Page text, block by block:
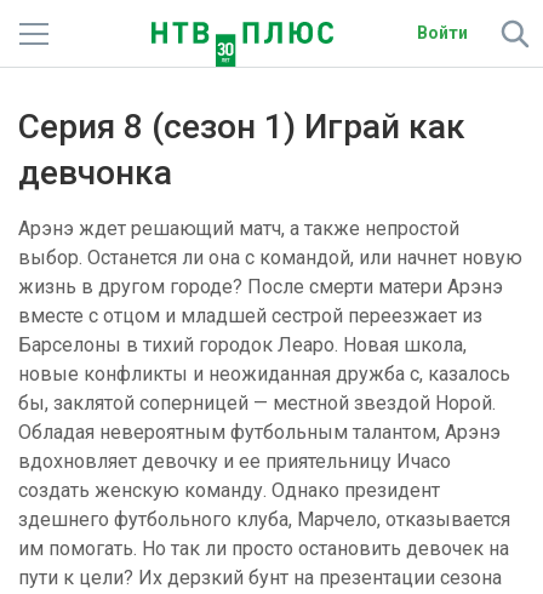
Войти
Фильмы и сериалы
Подписки
Радио
Спутниковым абонентам
О сайте
Активировать промокод
Серия 8 (сезон 1) Играй как
девчонка
Арэнэ ждет решающий матч, а также непростой
выбор. Останется ли она с командой, или начнет новую
жизнь в другом городе? После смерти матери Арэнэ
вместе с отцом и младшей сестрой переезжает из
Барселоны в тихий городок Леаро. Новая школа,
новые конфликты и неожиданная дружба с, казалось
бы, заклятой соперницей — местной звездой Норой.
Обладая невероятным футбольным талантом, Арэнэ
вдохновляет девочку и ее приятельницу Ичасо
создать женскую команду. Однако президент
здешнего футбольного клуба, Марчело, отказывается
им помогать. Но так ли просто остановить девочек на
пути к цели? Их дерзкий бунт на презентации сезона